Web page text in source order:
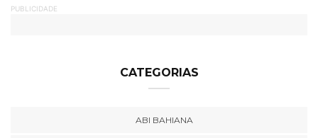
PUBLICIDADE
CATEGORIAS
ABI BAHIANA